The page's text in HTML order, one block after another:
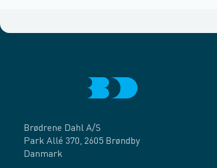
Brødrene Dahl A/S
Park Allé 370, 2605 Brøndby
Danmark